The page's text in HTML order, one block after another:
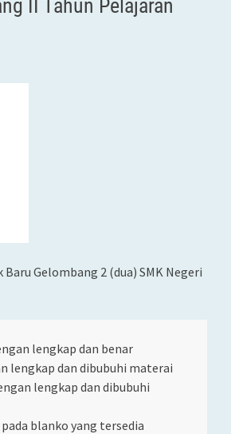
II Tahun Pelajaran
Gelombang 2 (dua) SMK Negeri
lengkap dan benar
lengkap dan dibubuhi materai
lengkap dan dibubuhi
blanko yang tersedia